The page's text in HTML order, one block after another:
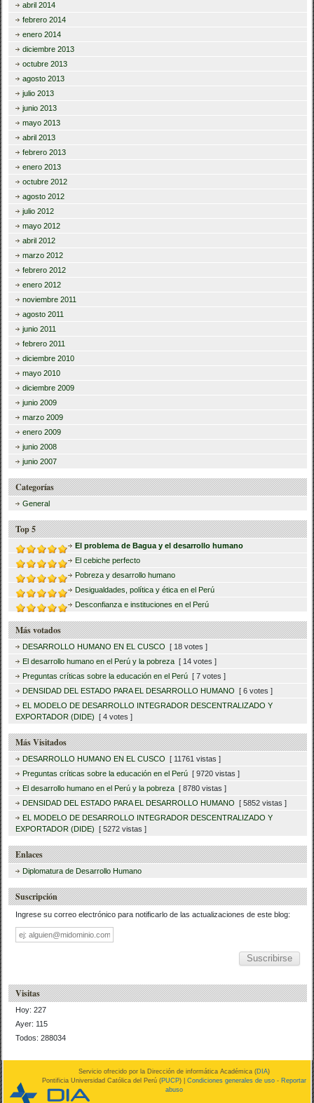
abril 2014
febrero 2014
enero 2014
diciembre 2013
octubre 2013
agosto 2013
julio 2013
junio 2013
mayo 2013
abril 2013
febrero 2013
enero 2013
octubre 2012
agosto 2012
julio 2012
mayo 2012
abril 2012
marzo 2012
febrero 2012
enero 2012
noviembre 2011
agosto 2011
junio 2011
febrero 2011
diciembre 2010
mayo 2010
diciembre 2009
junio 2009
marzo 2009
enero 2009
junio 2008
junio 2007
Categorías
General
Top 5
El problema de Bagua y el desarrollo humano
El cebiche perfecto
Pobreza y desarrollo humano
Desigualdades, política y ética en el Perú
Desconfianza e instituciones en el Perú
Más votados
DESARROLLO HUMANO EN EL CUSCO [ 18 votes ]
El desarrollo humano en el Perú y la pobreza [ 14 votes ]
Preguntas críticas sobre la educación en el Perú [ 7 votes ]
DENSIDAD DEL ESTADO PARA EL DESARROLLO HUMANO [ 6 votes ]
EL MODELO DE DESARROLLO INTEGRADOR DESCENTRALIZADO Y
EXPORTADOR (DIDE) [ 4 votes ]
Más Visitados
DESARROLLO HUMANO EN EL CUSCO [ 11761 vistas ]
Preguntas críticas sobre la educación en el Perú [ 9720 vistas ]
El desarrollo humano en el Perú y la pobreza [ 8780 vistas ]
DENSIDAD DEL ESTADO PARA EL DESARROLLO HUMANO [ 5852 vistas ]
EL MODELO DE DESARROLLO INTEGRADOR DESCENTRALIZADO Y
EXPORTADOR (DIDE) [ 5272 vistas ]
Enlaces
Diplomatura de Desarrollo Humano
Suscripción
Ingrese su correo electrónico para notificarlo de las actualizaciones de este blog:
Dirección
de
correo
Visitas
Hoy: 227
Ayer: 115
Todos: 288034
Servicio ofrecido por la Dirección de informática Académica (DIA)
Pontificia Universidad Católica del Perú (PUCP) |Condiciones generales de uso - Reportar
abuso